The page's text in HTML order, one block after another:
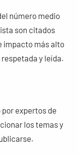
número medio
son citados
impacto más alto
y leída.
expertos de
los temas y